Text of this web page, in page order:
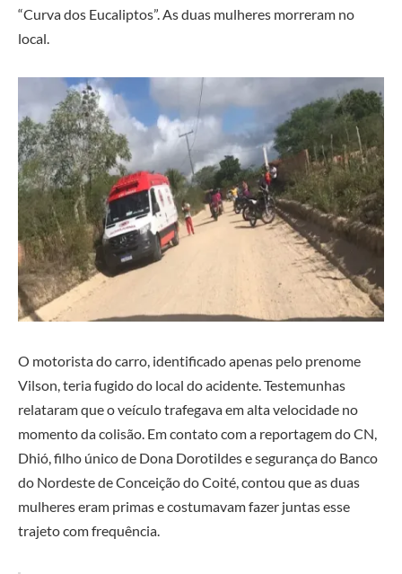
“Curva dos Eucaliptos”. As duas mulheres morreram no
local.
O motorista do carro, identificado apenas pelo prenome
Vilson, teria fugido do local do acidente. Testemunhas
relataram que o veículo trafegava em alta velocidade no
momento da colisão. Em contato com a reportagem do CN,
Dhió, filho único de Dona Dorotildes e segurança do Banco
do Nordeste de Conceição do Coité, contou que as duas
mulheres eram primas e costumavam fazer juntas esse
trajeto com frequência.